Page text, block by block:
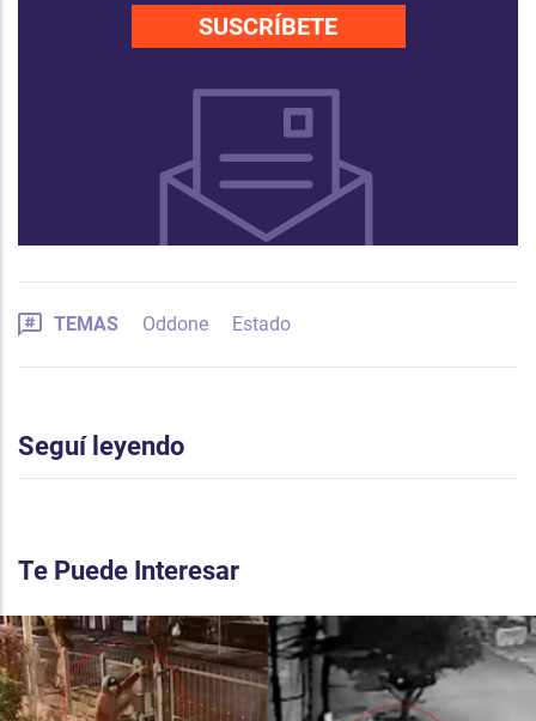
SUSCRÍBETE
TEMAS Oddone Estado
Seguí leyendo
Te Puede Interesar